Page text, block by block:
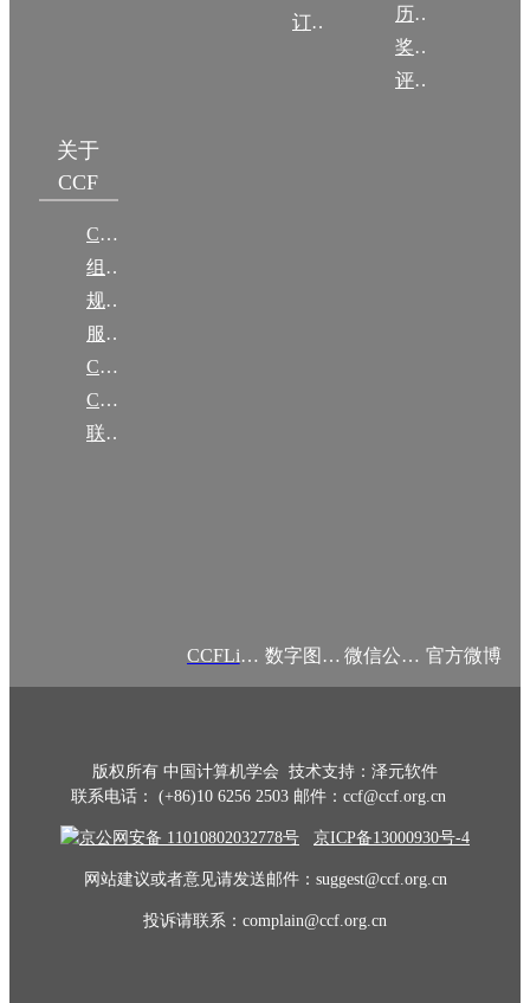
订阅《计算》
历年获奖名单
奖项推荐
评奖条例
关于
CCF
CCF简介
组织机构
规章
服务项目
CCF大事记
CCF创建60周年
联系我们
CCFLink APP 数字图书馆 微信公众号 官方微博
版权所有 中国计算机学会 技术支持：泽元软件
联系电话： (+86)10 6256 2503 邮件：ccf@ccf.org.cn
京公网安备 11010802032778号 京ICP备13000930号-4
网站建议或者意见请发送邮件：suggest@ccf.org.cn
投诉请联系：complain@ccf.org.cn